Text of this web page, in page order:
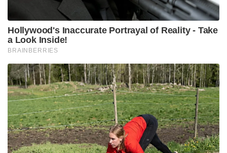
Hollywood's Inaccurate Portrayal of Reality - Take
a Look Inside!
BRAINBERRIES